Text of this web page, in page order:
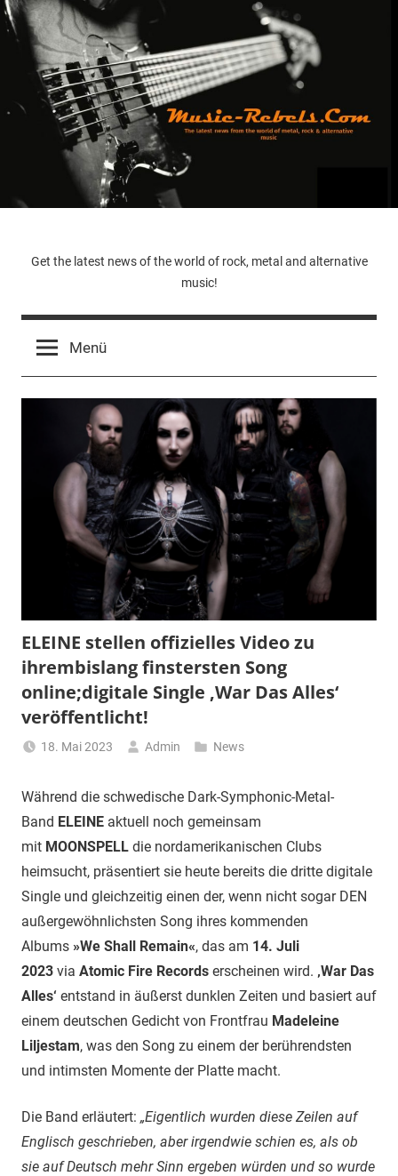
Zum
Inhalt
springen
Music-
Rebels.Com
Get the latest news of the world of rock, metal and alternative
music!
Menü
ELEINE stellen offizielles Video zu
ihrembislang finstersten Song
online;digitale Single ‚War Das Alles‘
veröffentlicht!
18. Mai 2023 Admin News
Während die schwedische Dark-Symphonic-Metal-
Band ELEINE aktuell noch gemeinsam
mit MOONSPELL die nordamerikanischen Clubs
heimsucht, präsentiert sie heute bereits die dritte digitale
Single und gleichzeitig einen der, wenn nicht sogar DEN
außergewöhnlichsten Song ihres kommenden
Albums »We Shall Remain«, das am 14. Juli
2023 via Atomic Fire Records erscheinen wird. ‚War Das
Alles‘ entstand in äußerst dunklen Zeiten und basiert auf
einem deutschen Gedicht von Frontfrau Madeleine
Liljestam, was den Song zu einem der berührendsten
und intimsten Momente der Platte macht.
Die Band erläutert: „Eigentlich wurden diese Zeilen auf
Englisch geschrieben, aber irgendwie schien es, als ob
sie auf Deutsch mehr Sinn ergeben würden und so wurde